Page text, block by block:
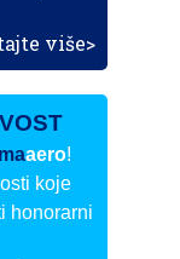
više>
aero!
koje
honorarni